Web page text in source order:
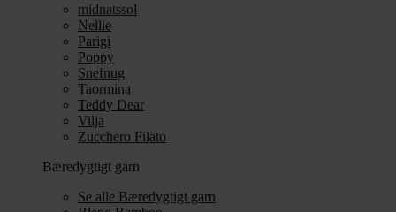
midnatssol
Nellie
Parigi
Poppy
Snefnug
Taormina
Teddy Dear
Vilja
Zucchero Filato
Bæredygtigt garn
Se alle Bæredygtigt garn